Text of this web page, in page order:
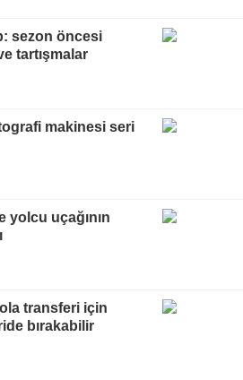
sezon öncesi
tartışmalar
makinesi seri
yolcu uçağının
transferi için
bırakabilir